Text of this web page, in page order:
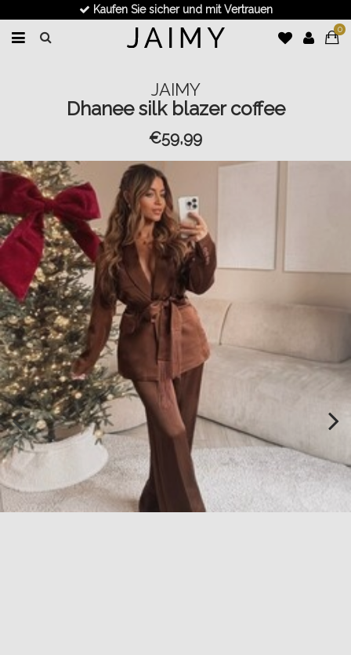
Kaufen Sie sicher und mit Vertrauen
0
JAIMY
Dhanee silk blazer coffee
€59,99